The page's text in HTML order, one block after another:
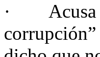
· Acusa a